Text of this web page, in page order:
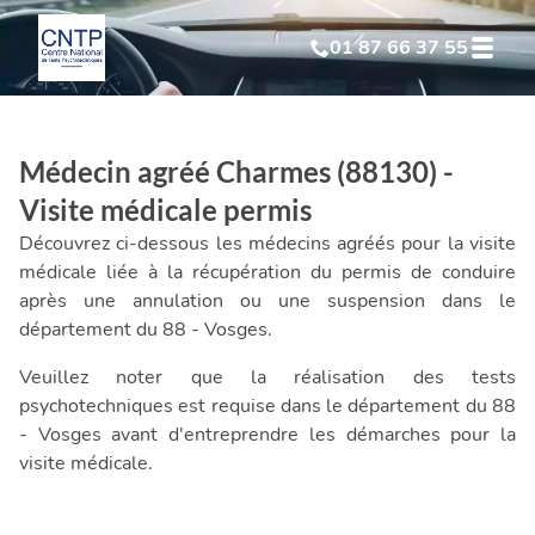
01 87 66 37 55
Test Psychotechnique suite à annulation
Test Psychotechniquesuite à invalidation
Test Psychotechniqueprofessionnel
Médecin agréé Charmes (88130) -
Visite médicale permis
Découvrez ci-dessous les médecins agréés pour la visite
médicale liée à la récupération du permis de conduire
après une annulation ou une suspension dans le
département du 88 - Vosges.
Veuillez noter que la réalisation des tests
psychotechniques est requise dans le département du 88
- Vosges avant d'entreprendre les démarches pour la
visite médicale.